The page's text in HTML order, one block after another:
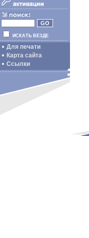
ИСКАТЬ ВЕЗДЕ
Для печати
Карта сайта
Ссылки